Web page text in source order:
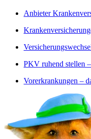
Anbieter
PKV ruhend stellen
Vorerkrankungen –